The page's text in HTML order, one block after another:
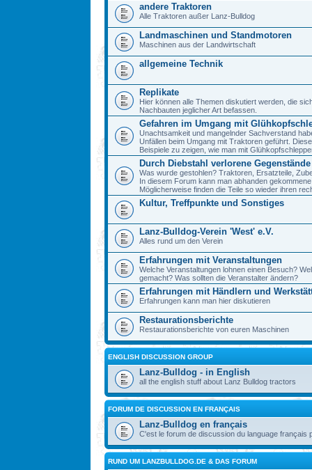
andere Traktoren
Alle Traktoren außer Lanz-Bulldog
Landmaschinen und Standmotoren
Maschinen aus der Landwirtschaft
allgemeine Technik
Replikate
Hier können alle Themen diskutiert werden, die
Nachbauten jeglicher Art befassen.
Gefahren im Umgang mit
Unachtsamkeit und mangelnder Sachverstand
Unfällen beim Umgang mit Traktoren geführt.
Beispiele zu zeigen, wie man mit
Durch Diebstahl verlorene Gegenstände
Was wurde gestohlen? Traktoren, Ersatzteile,
In diesem Forum kann man abhanden
Möglicherweise finden die Teile so wieder ihren
Kultur, Treffpunkte und Sonstiges
Lanz-Bulldog-Verein 'West' e.V.
Alles rund um den Verein
Erfahrungen mit Veranstaltungen
Welche Veranstaltungen lohnen einen Besuch?
gemacht? Was sollten die Veranstalter ändern?
Erfahrungen mit Händlern und
Erfahrungen kann man hier diskutieren
Restaurationsberichte
Restaurationsberichte von euren Maschinen
ENGLISH DISCUSSION GROUP
Lanz-Bulldog - in English
all the english stuff about Lanz Bulldog tractors
FORUM DE DISCUSSION EN FRANÇAIS
Lanz-Bulldog en français
C'est le forum de discussion du language français
RUND UM LANZBULLDOG.DE & DAS FORUM